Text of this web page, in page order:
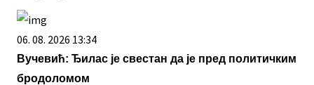
06. 08. 2026 13:34
Вучевић: Ђилас је свестан да је пред политичким
бродоломом